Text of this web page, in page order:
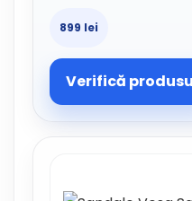
899 lei
Verifică